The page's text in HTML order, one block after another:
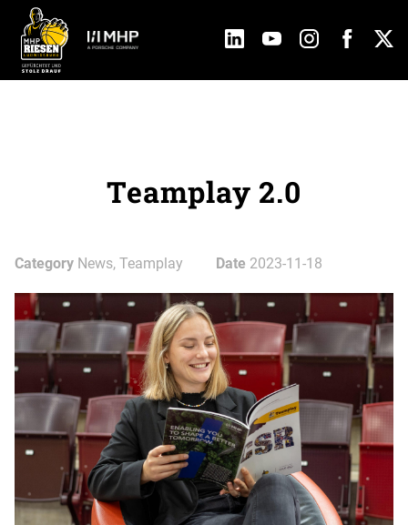
Teamplay 2.0
Category News, Teamplay Date 2023-11-18